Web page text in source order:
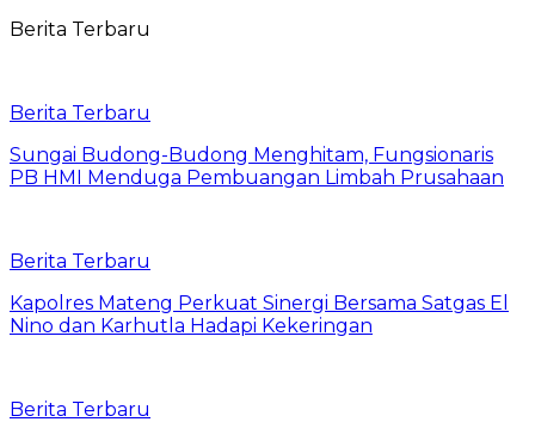
Berita Terbaru
Berita Terbaru
Sungai Budong-Budong Menghitam, Fungsionaris
PB HMI Menduga Pembuangan Limbah Prusahaan
Berita Terbaru
Kapolres Mateng Perkuat Sinergi Bersama Satgas El
Nino dan Karhutla Hadapi Kekeringan
Berita Terbaru